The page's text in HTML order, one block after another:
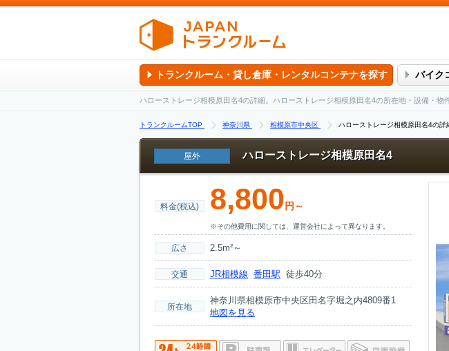
トランクルーム・貸し倉庫・レンタルコンテナを探す バイク
ハローストレージ相模原田名4の詳細。ハローストレージ相模原田名4の所在地・設備・
トランクルームTOP 神奈川県 相模原市中央区 ハローストレージ相模原田名4の詳
屋外 ハローストレージ相模原田名4
料金(税込) 8,800 円～
※その他費用に関しては、運営会社によって異なります。
広さ 2.5m²～
交通 JR相模線 番田駅 徒歩40分
所在地
神奈川県相模原市中央区田名字堀之内4809番1
地図を見る